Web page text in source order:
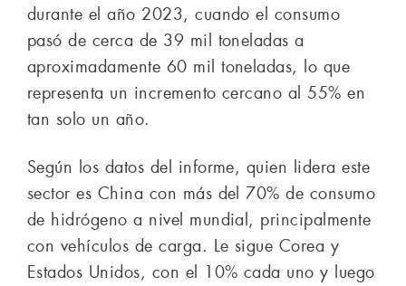
durante el año 2023, cuando el consumo
pasó de cerca de 39 mil toneladas a
aproximadamente 60 mil toneladas, lo que
representa un incremento cercano al 55% en
tan solo un año.
Según los datos del informe, quien lidera este
sector es China con más del 70% de consumo
de hidrógeno a nivel mundial, principalmente
con vehículos de carga. Le sigue Corea y
Estados Unidos, con el 10% cada uno y luego